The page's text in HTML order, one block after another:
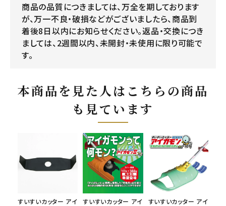
商品の品質につきましては、万全を期しております
が、万一不良・破損などがございましたら、商品到
着後8日以内にお知らせください。返品・交換につき
ましては、2週間以内、未開封・未使用に限り可能で
す。
本商品を見た人はこちらの商品
も見ています
すいすいカッター アイ
すいすいカッター アイ
すいすいカッター アイ